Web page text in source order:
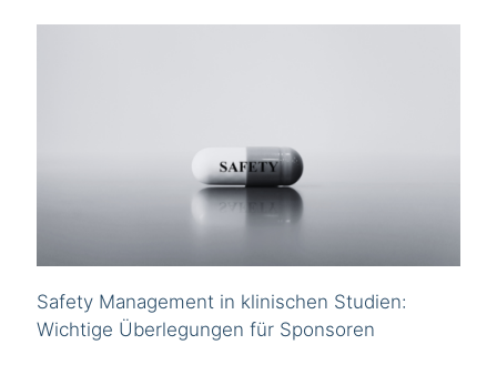
Safety Management in klinischen Studien:
Wichtige Überlegungen für Sponsoren